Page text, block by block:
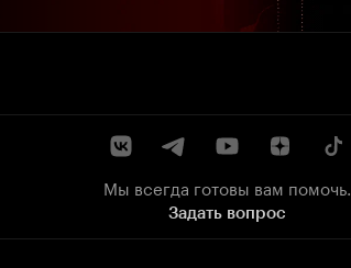
Мы всегда готовы вам помочь.
Задать вопрос